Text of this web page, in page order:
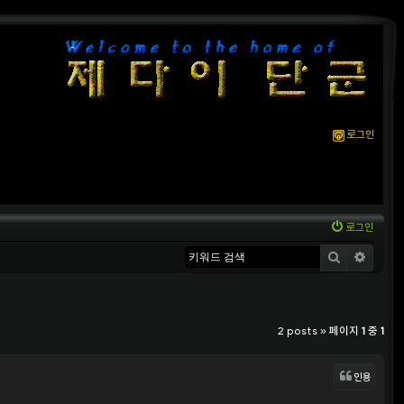
로그인
로그인
검색
2 posts » 페이지 1 중 1
인용